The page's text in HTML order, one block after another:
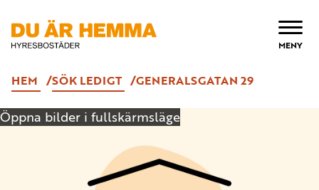
ÖPPNA
MENY
HEM SÖK LEDIGT GENERALSGATAN 29
Öppna bilder i fullskärmsläge